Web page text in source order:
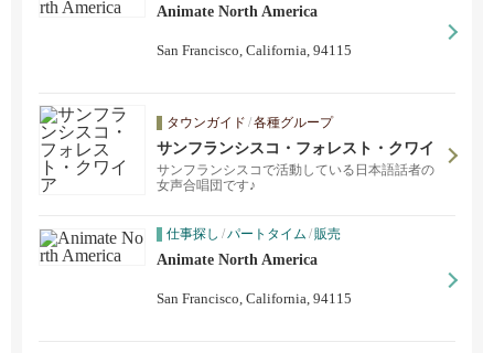
Animate North America
San Francisco, California, 94115
タウンガイド /各種グループ
サンフランシスコ・フォレスト・クワイ
ア
サンフランシスコで活動している日本語話者の
女声合唱団です♪
仕事探し /パートタイム /販売
Animate North America
San Francisco, California, 94115